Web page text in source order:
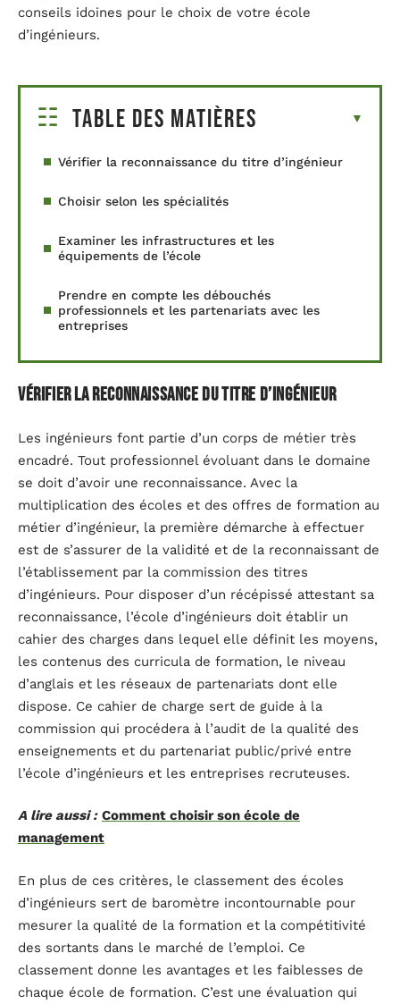
conseils idoines pour le choix de votre école
d’ingénieurs.
Table des matières
Vérifier la reconnaissance du titre d’ingénieur
Choisir selon les spécialités
Examiner les infrastructures et les
équipements de l’école
Prendre en compte les débouchés
professionnels et les partenariats avec les
entreprises
Vérifier la reconnaissance du titre d’ingénieur
Les ingénieurs font partie d’un corps de métier très
encadré. Tout professionnel évoluant dans le domaine
se doit d’avoir une reconnaissance. Avec la
multiplication des écoles et des offres de formation au
métier d’ingénieur, la première démarche à effectuer
est de s’assurer de la validité et de la reconnaissant de
l’établissement par la commission des titres
d’ingénieurs. Pour disposer d’un récépissé attestant sa
reconnaissance, l’école d’ingénieurs doit établir un
cahier des charges dans lequel elle définit les moyens,
les contenus des curricula de formation, le niveau
d’anglais et les réseaux de partenariats dont elle
dispose. Ce cahier de charge sert de guide à la
commission qui procédera à l’audit de la qualité des
enseignements et du partenariat public/privé entre
l’école d’ingénieurs et les entreprises recruteuses.
A lire aussi : Comment choisir son école de
management
En plus de ces critères, le classement des écoles
d’ingénieurs sert de baromètre incontournable pour
mesurer la qualité de la formation et la compétitivité
des sortants dans le marché de l’emploi. Ce
classement donne les avantages et les faiblesses de
chaque école de formation. C’est une évaluation qui